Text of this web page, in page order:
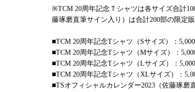
※TCM 20周年記念Ｔシャツは各サイズ合計
藤琢磨直筆サイン入り）は合計200部の限定販
■TCM 20周年記念Tシャツ（Sサイズ）：5,000
■TCM 20周年記念Tシャツ（Mサイズ）：
■TCM 20周年記念Tシャツ（Lサイズ）：5,000
■TCM 20周年記念Tシャツ（XLサイズ）：
■TSオフィシャルカレンダー2023（佐藤琢磨